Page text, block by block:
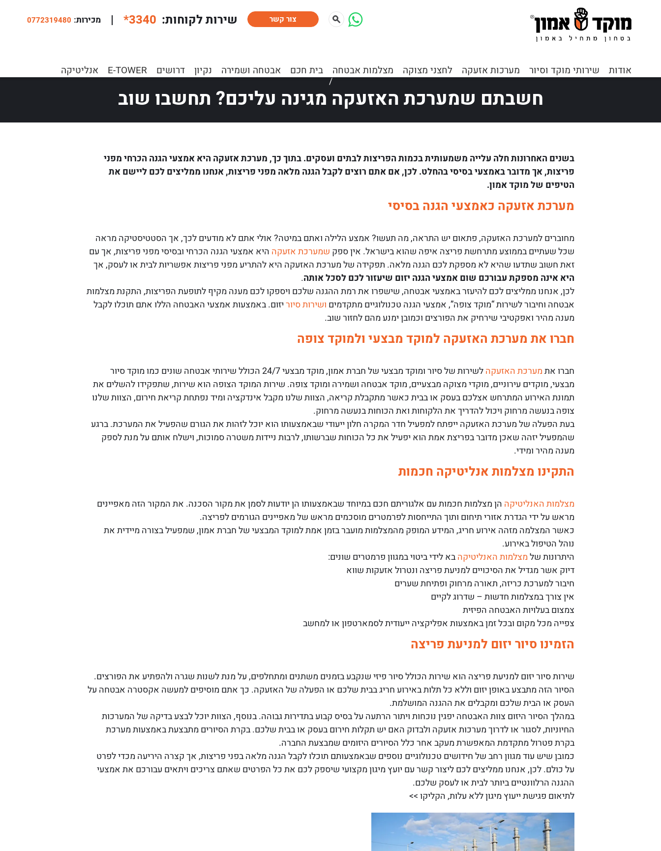
אודות שירותי מוקד וסיור מערכות אזעקה לחצני מצוקה מצלמות אבטחה בית חכם אבטחה ושמירה נקיון דרושים E-TOWER אנליטיקה
צור קשר *3340 :שירות לקוחות |
0772319480 :מכירות
דף הבית» כתבות ומאמרים»מוקד וסיור»מוקד וסיור»חשבתם שמערכת האזעקה מגינה עליכם? תחשבו שוב
/
חשבתם שמערכת האזעקה מגינה עליכם? תחשבו שוב
בשנים האחרונות חלה עלייה משמעותית בכמות הפריצות לבתים ועסקים. בתוך כך, מערכת אזעקה היא אמצעי הגנה הכרחי מפני
פריצות, אך מדובר באמצעי בסיסי בהחלט. לכן, אם אתם רוצים לקבל הגנה מלאה מפני פריצות, אנחנו ממליצים לכם ליישם את
הטיפים של מוקד אמון.
מערכת אזעקה כאמצעי הגנה בסיסי
מחוברים למערכת האזעקה, פתאום יש התראה, מה תעשו? אמצע הלילה ואתם במיטה? אולי אתם לא מודעים לכך, אך הסטטיסטיקה מראה
שכל שעתיים בממוצע מתרחשת פריצה איפה שהוא בישראל. אין ספק שמערכת אזעקה היא אמצעי הגנה הכרחי ובסיסי מפני פריצות, אך עם
זאת חשוב שתדעו שהיא לא מספקת לכם הגנה מלאה. תפקידה של מערכת האזעקה היא להתריע מפני פריצות אפשריות לבית או לעסק, אך
היא אינה מספקת עבורכם שום אמצעי הגנה יזום שיעזור לכם לסכל אותה.
לכן, אנחנו ממליצים לכם להיעזר באמצעי אבטחה, שישפרו את רמת ההגנה שלכם ויספקו לכם מענה מקיף לתופעת הפריצות, התקנת מצלמות
אבטחה וחיבור לשירות “מוקד צופה”, אמצעי הגנה טכנולוגיים מתקדמים ושירות סיוריזום. באמצעות אמצעי האבטחה הללו אתם תוכלו לקבל
מענה מהיר ואפקטיבי שירחיק את הפורצים וכמובן ימנע מהם לחזור שוב.
חברו את מערכת האזעקה למוקד מבצעי ולמוקד צופה
חברו אתמערכת האזעקה
לשירות של סיור ומוקד מבצעי של חברת אמון, מוקד מבצעי 24/7 הכולל שירותי אבטחה שונים כמו מוקד סיור
מבצעי, מוקדים עירוניים, מוקדי מצוקה מבצעיים, מוקד אבטחה ושמירה ומוקד צופה. שירות המוקד הצופה הוא שירות, שתפקידו להשלים את
תמונת האירוע המתרחש אצלכם בעסק או בבית כאשר מתקבלת קריאה, הצוות שלנו מקבל אינדקציה ומיד נפתחת קריאת חירום, הצוות שלנו
צופה בנעשה מרחוק ויכול להדריך את הלקוחות ואת הכוחות בנעשה מרחוק.
בעת הפעלה של מערכת האזעקה ייפתח למפעיל חדר המקרה חלון ייעודי שבאמצעותו הוא יוכל לזהות את הגורם שהפעיל את המערכת. ברגע
שהמפעיל יזהה שאכן מדובר בפריצת אמת הוא יפעיל את כל הכוחות שברשותו, לרבות ניידות משטרה סמוכות, וישלח אותם על מנת לספק
מענה מהיר ומידי.
התקינו מצלמות אנליטיקה חכמות
מצלמות האנליטיקה הן מצלמות חכמות עם אלגוריתם חכם במיוחד שבאמצעותו הן יודעות לסמן את מקור הסכנה. את המקור הזה מאפיינים
מראש על ידי הגדרת אזורי תיחום ותוך התייחסות לפרמטרים מוסכמים מראש של מאפיינים הגורמים לפריצה.
כאשר המצלמה מזהה אירוע חריג, המידע המופק מהמצלמות מועבר בזמן אמת למוקד המבצעי של חברת אמון, שמפעיל בצורה מיידית את
נוהל הטיפול באירוע.
היתרונות שלמצלמות האנליטיקהבא לידי ביטוי במגוון פרמטרים שונים:
דיוק אשר מגדיל את הסיכויים למניעת פריצה ונטרול אזעקות שווא
חיבור למערכת כריזה, תאורה מרחוק ופתיחת שערים
אין צורך במצלמות חדשות – שדרוג לקיים
צמצום בעלויות האבטחה הפיזית
צפייה מכל מקום ובכל זמן באמצעות אפליקציה ייעודית לסמארטפון או למחשב
הזמינו סיור יזום למניעת פריצה
שירות סיור יזום למניעת פריצה הוא שירות הכולל סיור פיזי שנקבע בזמנים משתנים ומתחלפים, על מנת לשנות שגרה ולהפתיע את הפורצים.
הסיור הזה מתבצע באופן יזום וללא כל תלות באירוע חריג בבית שלכם או הפעלה של האזעקה. כך אתם מוסיפים למעשה אקסטרה אבטחה על
העסק או הבית שלכם ומקבלים את ההגנה המושלמת.
במהלך הסיור היזום צוות האבטחה יפגין נוכחות ויתור הרתעה על בסיס קבוע בתדירות גבוהה. בנוסף, הצוות יוכל לבצע בדיקה של המערכות
החיוניות, לסגור או לדרוך מערכות אזעקה ולבדוק האם יש תקלות חירום בעסק או בבית שלכם. בקרת הסיורים מתבצעת באמצעות מערכת
בקרת פטרול מתקדמת המאפשרת מעקב אחר כלל הסיורים היזומים שמבצעת החברה.
כמובן שיש עוד מגוון רחב של חידושים טכנולוגיים נוספים שבאמצעותם תוכלו לקבל הגנה מלאה בפני פריצות, אך קצרה היריעה מכדי לפרט
על כולם. לכן, אנחנו ממליצים לכםליצור קשר עם יועץ מיגוןמקצועי שיספק לכם את כל הפרטים שאתם צריכים ויתאים עבורכם את אמצעי
ההגנה הרלוונטיים ביותר לבית או לעסק שלכם.
לתיאום פגישת ייעוץ מיגון ללא עלות, הקליקו >>